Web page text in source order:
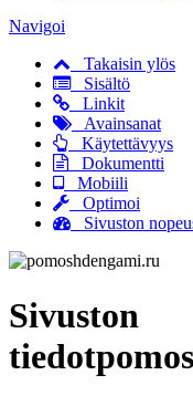
Navigoi
Takaisin ylös
Sisältö
Linkit
Avainsanat
Käytettävyys
Dokumentti
Mobiili
Optimoi
Sivuston
Sivuston